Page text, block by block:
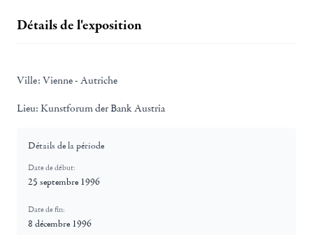
Détails de l'exposition
Ville: Vienne - Autriche
Lieu: Kunstforum der Bank Austria
Détails de la période
Date de début:
25 septembre 1996
Date de fin:
8 décembre 1996